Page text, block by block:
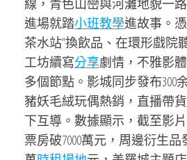
線，青色山巒與河灘地貌一
進場就踏小班教學進故事。
茶水站”換飲品、在環形戲院
工坊續寫分享劇情，不雅影
多個節點。影城同步發布300
豬妖毛絨玩偶熱銷，直播帶
下互導。數據顯示，截至影
票房破7000萬元，周邊衍生品